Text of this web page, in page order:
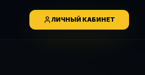
ЛИЧНЫЙ КАБИНЕТ